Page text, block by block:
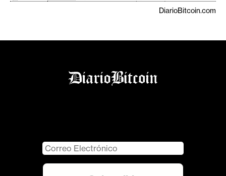
DiarioBitcoin.com